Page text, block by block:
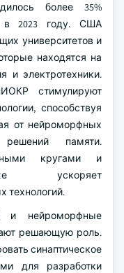
более 35%
в 2023 году. США
университетов и
находятся на
и электротехники.
стимулируют
способствуя
от нейроморфных
памяти.
кругами и
ускоряет
технологий.
и нейроморфные
решающую роль.
синаптическое
для разработки